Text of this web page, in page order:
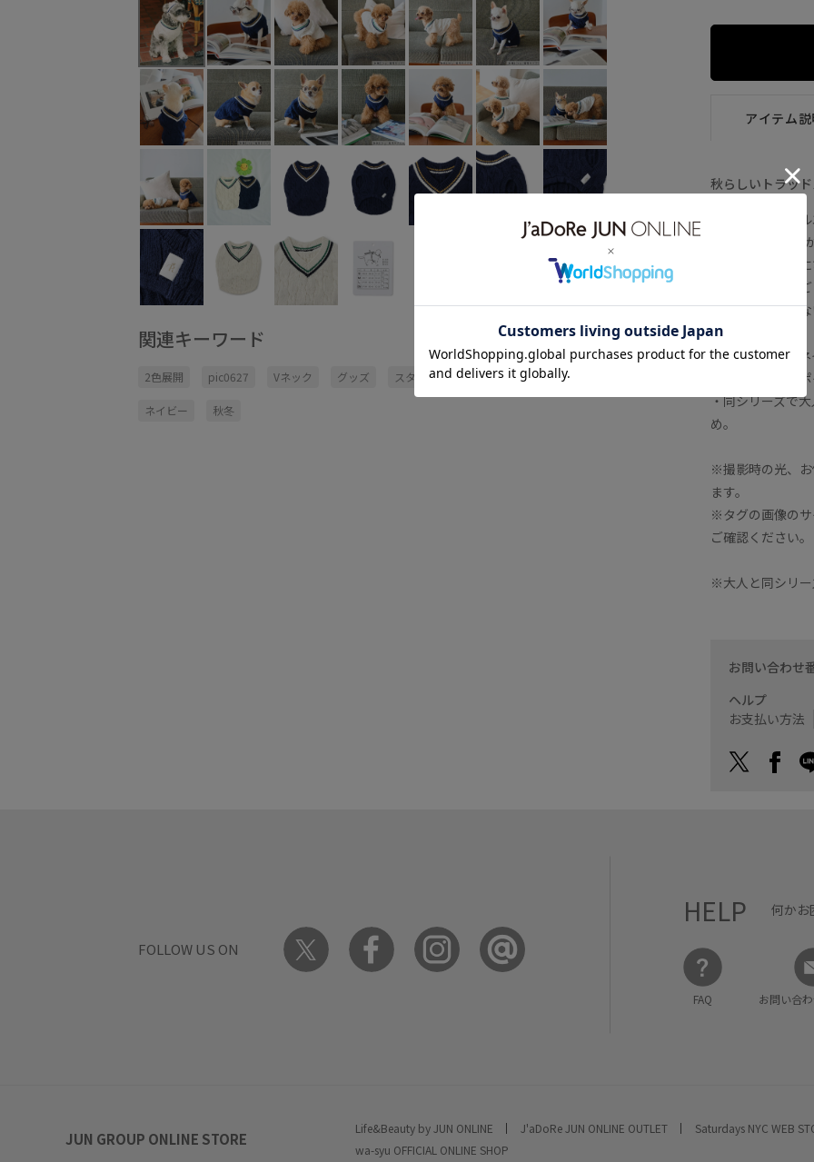
関連キーワード
2色展開 pic0627 Vネック グッズ スタイリング スッキリ セーター
ネイビー 秋冬
アイテム
秋らしいトラッ
【デザイン・シル
・ROPE'
・秋冬のお散歩
・身頃のカラー
・窮屈さを感じな
【カラー】
・アイボリー、
【スタイリングポ
・同シリーズで
め。
※撮影時の光、お
ます。
※タグの画像のサ
ご確認ください。
※大人と同シリー
お問い合わせ
ヘルプ
お支払い方法
FOLLOW US ON
HELP 何かお
FAQ お問い合
JUN GROUP ONLINE STORE
Life&Beauty by JUN ONLINE J'aDoRe JUN ONLINE OUTLET Saturdays NYC WEB
wa-syu OFFICIAL ONLINE SHOP